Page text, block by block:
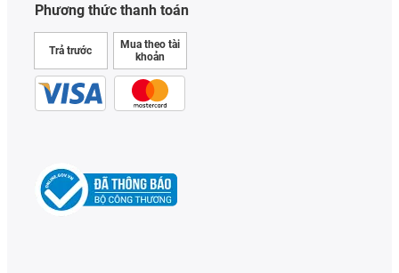
Phương thức thanh toán
Trả trước
Mua theo tài
khoản